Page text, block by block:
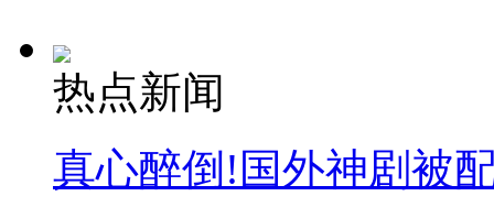
纽约上演“枕头大战”
司机酒驾遇交警 急速倒车逃窜
热点新闻
真心醉倒!国外神剧被